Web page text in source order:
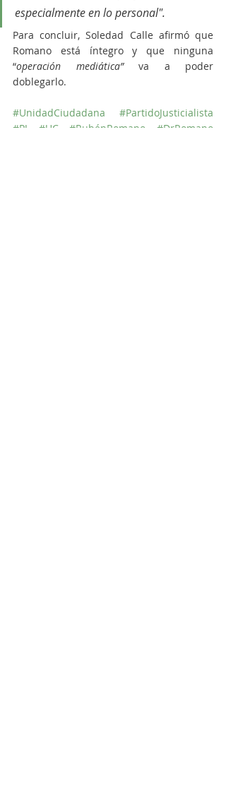
especialmente en lo personal".
Para concluir, Soledad Calle afirmó que
Romano está íntegro y que ninguna
“operación mediática” va a poder
doblegarlo.
#UnidadCiudadana
#PartidoJusticialista
#PJ
#UC #RubénRomano
#DrRomano